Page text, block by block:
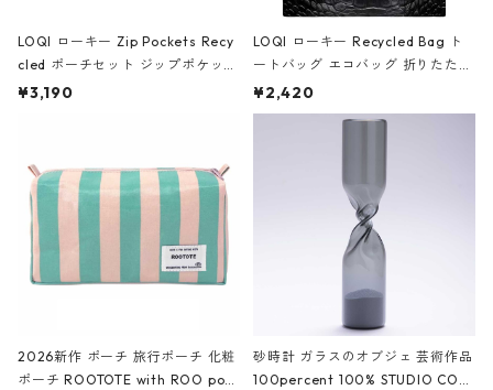
LOQI ローキー Zip Pockets Recy
cled ポーチセット ジップポケット
ファスナーポーチ 撥水加工 トラベ
ーガンディー、オフホワイト
¥3,190
LOQI ローキー Recycled Bag ト
ートバッグ エコバッグ 折りたたみ
大きめ 撥水加工 収納ポーチ CRO
CODILE/Black クロコダイル/ブラ
¥2,420
2026新作 ポーチ 旅行ポーチ 化粧
ポーチ ROOTOTE with ROO pou
砂時計 ガラスのオブジェ 芸術作品
100percent 100% STUDIO COH